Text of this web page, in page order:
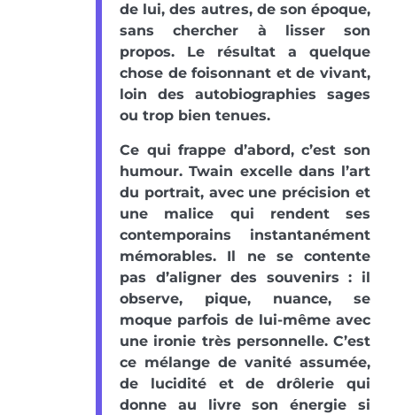
de lui, des autres, de son époque,
sans chercher à lisser son
propos. Le résultat a quelque
chose de foisonnant et de vivant,
loin des autobiographies sages
ou trop bien tenues.
Ce qui frappe d’abord, c’est son
humour. Twain excelle dans l’art
du portrait, avec une précision et
une malice qui rendent ses
contemporains instantanément
mémorables. Il ne se contente
pas d’aligner des souvenirs : il
observe, pique, nuance, se
moque parfois de lui-même avec
une ironie très personnelle. C’est
ce mélange de vanité assumée,
de lucidité et de drôlerie qui
donne au livre son énergie si